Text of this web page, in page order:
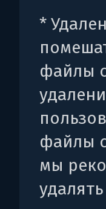
*
файлы
файлы
мы